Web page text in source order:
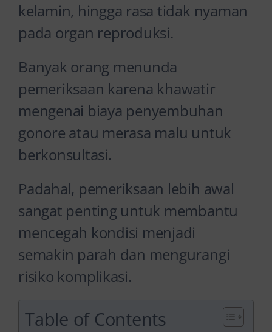
kelamin, hingga rasa tidak nyaman
pada organ reproduksi.
Banyak orang menunda
pemeriksaan karena khawatir
mengenai biaya penyembuhan
gonore atau merasa malu untuk
berkonsultasi.
Padahal, pemeriksaan lebih awal
sangat penting untuk membantu
mencegah kondisi menjadi
semakin parah dan mengurangi
risiko komplikasi.
Table of Contents